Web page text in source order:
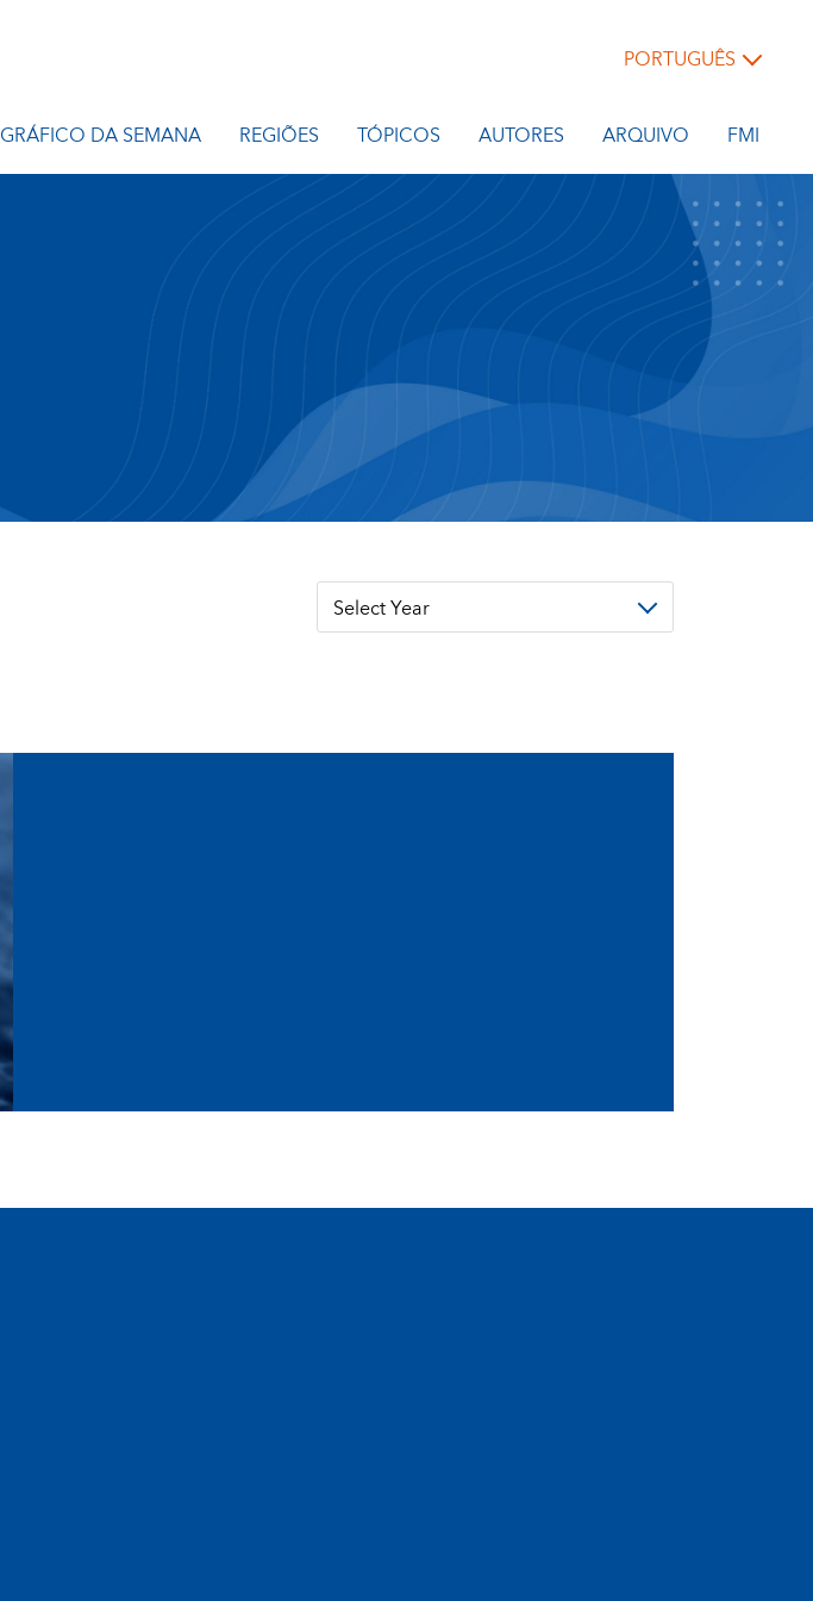
PORTUGUÊS
GRÁFICO DA SEMANA REGIÕES TÓPICOS AUTORES ARQUIVO FMI
Select Year